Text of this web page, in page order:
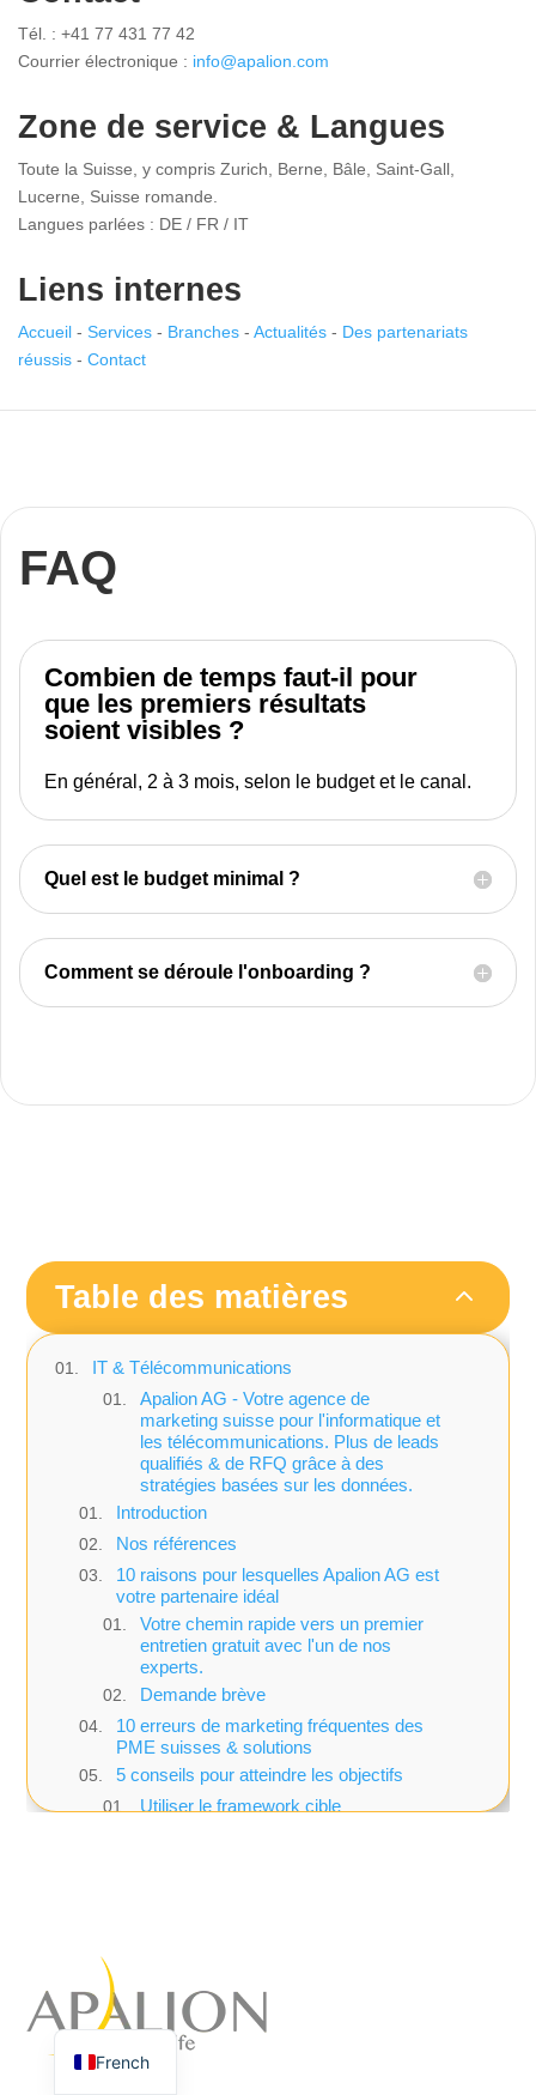
Tél. : +41 77 431 77 42
Courrier électronique : info@apalion.com
Zone de service & Langues
Toute la Suisse, y compris Zurich, Berne, Bâle, Saint-Gall,
Lucerne, Suisse romande.
Langues parlées : DE / FR / IT
Liens internes
Accueil - Services - Branches - Actualités - Des partenariats
réussis - Contact
FAQ
Combien de temps faut-il pour
que les premiers résultats
soient visibles ?
En général, 2 à 3 mois, selon le budget et le canal.
Quel est le budget minimal ?
Comment se déroule l'onboarding ?
Table des matières 2
IT & Télécommunications
Apalion AG - Votre agence de
marketing suisse pour l'informatique et
les télécommunications. Plus de leads
qualifiés & de RFQ grâce à des
stratégies basées sur les données.
Introduction
Nos références
10 raisons pour lesquelles Apalion AG est
votre partenaire idéal
Votre chemin rapide vers un premier
entretien gratuit avec l'un de nos
experts.
Demande brève
10 erreurs de marketing fréquentes des
PME suisses & solutions
5 conseils pour atteindre les objectifs
Utiliser le framework cible
Principe 80/20
Système de suivi
Forte proposition de valeur
Agence de marketing à
French
German
English